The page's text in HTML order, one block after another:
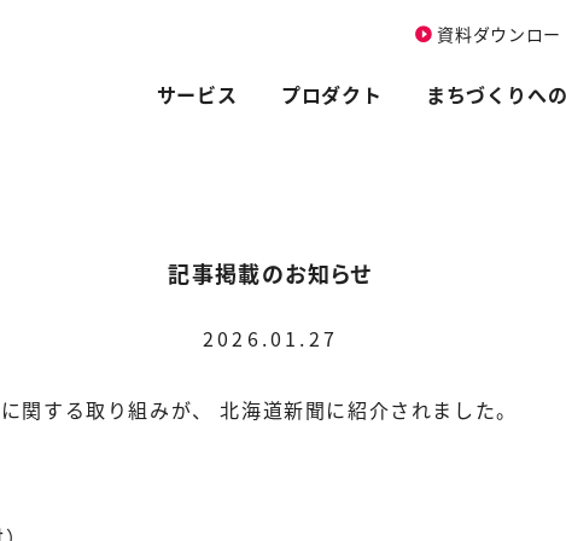
資料ダウンロー
サービス プロダクト まちづくりへ
記事掲載のお知らせ
2026.01.27
関する取り組みが、 北海道新聞に紹介されました。